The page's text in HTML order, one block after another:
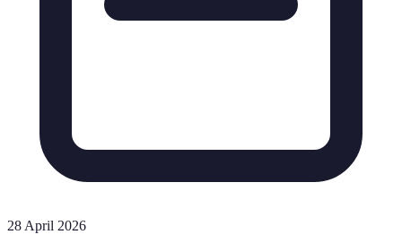
28 April 2026